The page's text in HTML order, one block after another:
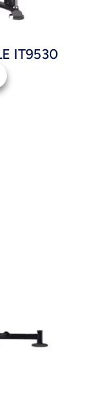
IT9530